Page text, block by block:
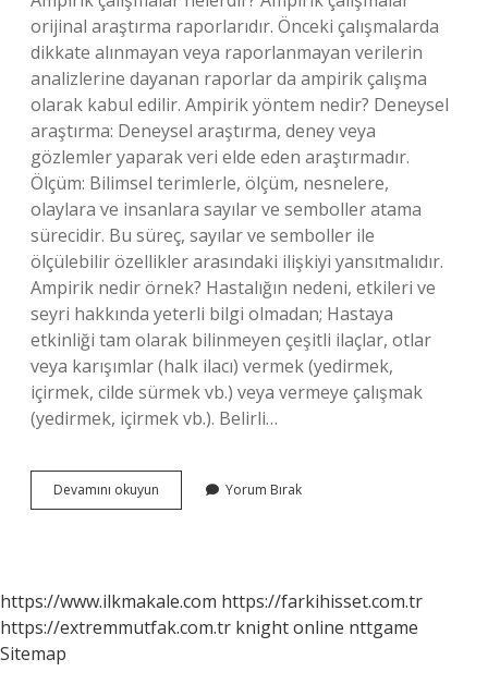
orijinal araştırma raporlarıdır. Önceki çalışmalarda
dikkate alınmayan veya raporlanmayan verilerin
analizlerine dayanan raporlar da ampirik çalışma
olarak kabul edilir. Ampirik yöntem nedir? Deneysel
araştırma: Deneysel araştırma, deney veya
gözlemler yaparak veri elde eden araştırmadır.
Ölçüm: Bilimsel terimlerle, ölçüm, nesnelere,
olaylara ve insanlara sayılar ve semboller atama
sürecidir. Bu süreç, sayılar ve semboller ile
ölçülebilir özellikler arasındaki ilişkiyi yansıtmalıdır.
Ampirik nedir örnek? Hastalığın nedeni, etkileri ve
seyri hakkında yeterli bilgi olmadan; Hastaya
etkinliği tam olarak bilinmeyen çeşitli ilaçlar, otlar
veya karışımlar (halk ilacı) vermek (yedirmek,
içirmek, cilde sürmek vb.) veya vermeye çalışmak
(yedirmek, içirmek vb.). Belirli…
Devamını okuyun
Çalışma
Yorum Bırak
https://www.ilkmakale.com https://farkihisset.com.tr
https://extremmutfak.com.tr knight online nttgame
Sitemap